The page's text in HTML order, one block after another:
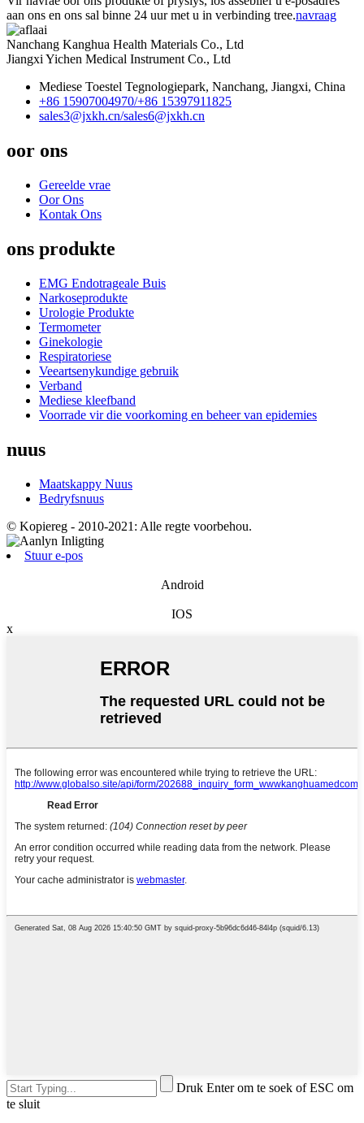
aan ons en ons sal binne 24 uur met u in verbinding tree.navraag
Nanchang Kanghua Health Materials Co., Ltd
Jiangxi Yichen Medical Instrument Co., Ltd
Mediese Toestel Tegnologiepark, Nanchang, Jiangxi, China
+86 15907004970/+86 15397911825
sales3@jxkh.cn/sales6@jxkh.cn
oor ons
Gereelde vrae
Oor Ons
Kontak Ons
ons produkte
EMG Endotrageale Buis
Narkoseprodukte
Urologie Produkte
Termometer
Ginekologie
Respiratoriese
Veeartsenykundige gebruik
Verband
Mediese kleefband
Voorrade vir die voorkoming en beheer van epidemies
nuus
Maatskappy Nuus
Bedryfsnuus
© Kopiereg - 2010-2021: Alle regte voorbehou.
Stuur e-pos
Android
IOS
x
Druk Enter om te soek of ESC om
te sluit